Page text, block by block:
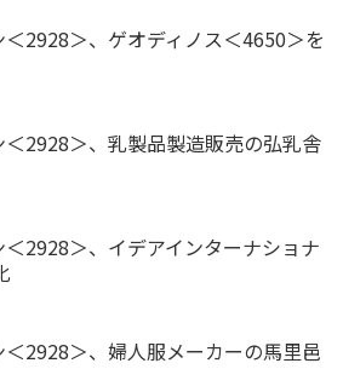
2928＞、ゲオディノス＜4650＞を
2928＞、乳製品製造販売の弘乳舎
2928＞、イデアインターナショナ
2928＞、婦人服メーカーの馬里邑